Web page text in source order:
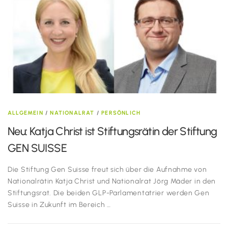
ALLGEMEIN /NATIONALRAT /PERSÖNLICH
Neu: Katja Christ ist Stiftungsrätin der Stiftung
GEN SUISSE
Die Stiftung Gen Suisse freut sich über die Aufnahme von
Nationalrätin Katja Christ und Nationalrat Jörg Mäder in den
Stiftungsrat. Die beiden GLP-Parlamentatrier werden Gen
Suisse in Zukunft im Bereich …